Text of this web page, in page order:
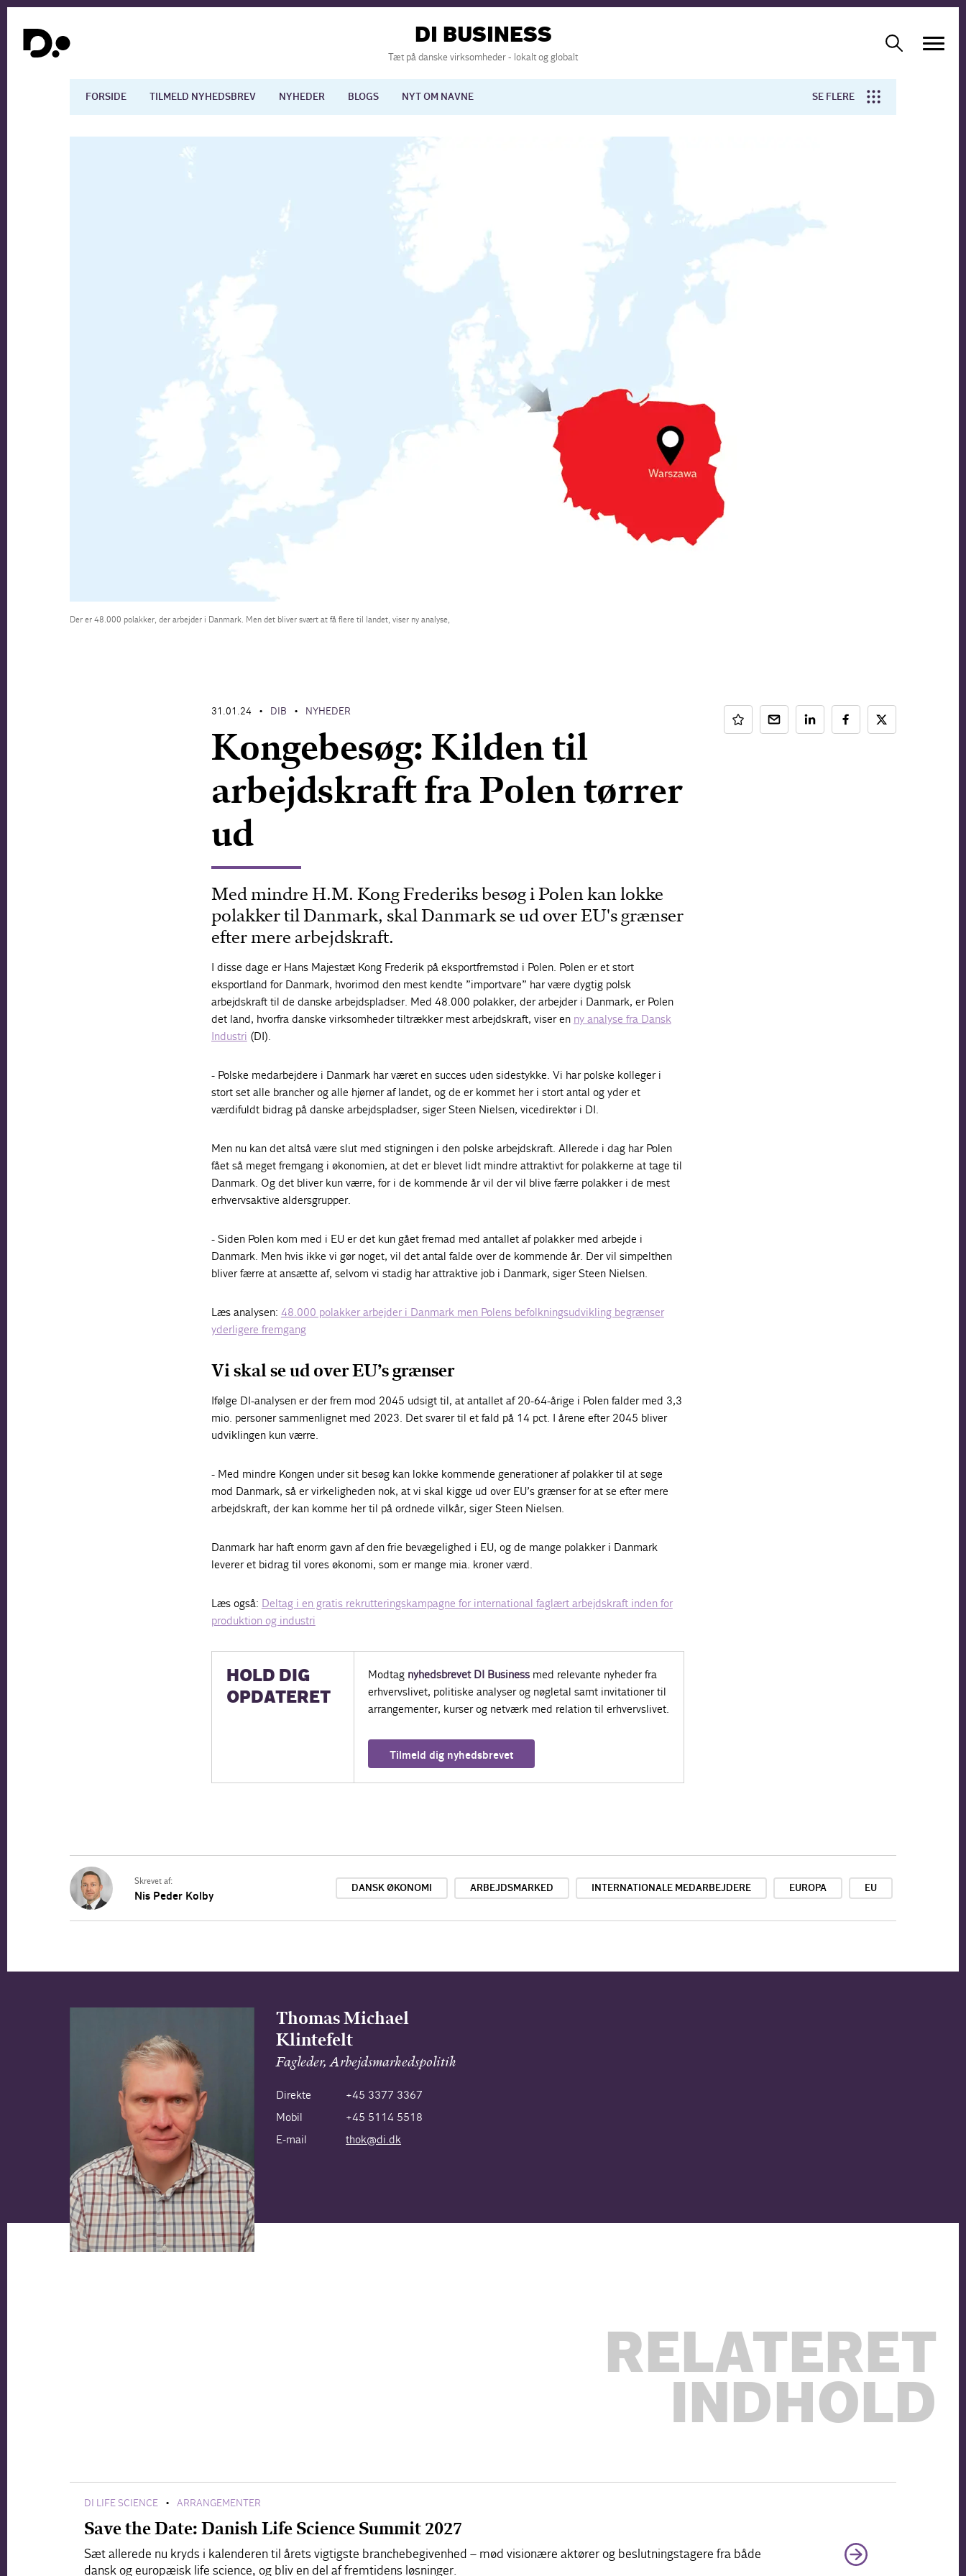
DI BUSINESS
Tæt på danske virksomheder - lokalt og globalt
FORSIDE TILMELD NYHEDSBREV NYHEDER BLOGS NYT OM NAVNE SE FLERE
International økonomi
Uddannelse
Der er 48.000 polakker, der arbejder i Danmark. Men det bliver svært at få flere til landet, viser ny analyse,
31.01.24 • DIB • NYHEDER
Kongebesøg: Kilden til
arbejdskraft fra Polen tørrer
ud
Med mindre H.M. Kong Frederiks besøg i Polen kan lokke
polakker til Danmark, skal Danmark se ud over EU's grænser
efter mere arbejdskraft.
I disse dage er Hans Majestæt Kong Frederik på eksportfremstød i Polen. Polen er et stort
eksportland for Danmark, hvorimod den mest kendte ”importvare” har være dygtig polsk
arbejdskraft til de danske arbejdspladser. Med 48.000 polakker, der arbejder i Danmark, er Polen
det land, hvorfra danske virksomheder tiltrækker mest arbejdskraft, viser en ny analyse fra Dansk
Industri (DI).
- Polske medarbejdere i Danmark har været en succes uden sidestykke. Vi har polske kolleger i
stort set alle brancher og alle hjørner af landet, og de er kommet her i stort antal og yder et
værdifuldt bidrag på danske arbejdspladser, siger Steen Nielsen, vicedirektør i DI.
Men nu kan det altså være slut med stigningen i den polske arbejdskraft. Allerede i dag har Polen
fået så meget fremgang i økonomien, at det er blevet lidt mindre attraktivt for polakkerne at tage til
Danmark. Og det bliver kun værre, for i de kommende år vil der vil blive færre polakker i de mest
erhvervsaktive aldersgrupper.
- Siden Polen kom med i EU er det kun gået fremad med antallet af polakker med arbejde i
Danmark. Men hvis ikke vi gør noget, vil det antal falde over de kommende år. Der vil simpelthen
bliver færre at ansætte af, selvom vi stadig har attraktive job i Danmark, siger Steen Nielsen.
Læs analysen: 48.000 polakker arbejder i Danmark men Polens befolkningsudvikling begrænser
yderligere fremgang
Vi skal se ud over EU’s grænser
Ifølge DI-analysen er der frem mod 2045 udsigt til, at antallet af 20-64-årige i Polen falder med 3,3
mio. personer sammenlignet med 2023. Det svarer til et fald på 14 pct. I årene efter 2045 bliver
udviklingen kun værre.
- Med mindre Kongen under sit besøg kan lokke kommende generationer af polakker til at søge
mod Danmark, så er virkeligheden nok, at vi skal kigge ud over EU’s grænser for at se efter mere
arbejdskraft, der kan komme her til på ordnede vilkår, siger Steen Nielsen.
Danmark har haft enorm gavn af den frie bevægelighed i EU, og de mange polakker i Danmark
leverer et bidrag til vores økonomi, som er mange mia. kroner værd.
Læs også: Deltag i en gratis rekrutteringskampagne for international faglært arbejdskraft inden for
produktion og industri
HOLD DIG
OPDATERET
Modtag nyhedsbrevet DI Businessmed relevante nyheder fra
erhvervslivet, politiske analyser og nøgletal samt invitationer til
arrangementer, kurser og netværk med relation til erhvervslivet.
Tilmeld dig nyhedsbrevet
Skrevet af:
Nis Peder Kolby
DANSK ØKONOMI ARBEJDSMARKED INTERNATIONALE MEDARBEJDERE EUROPA EU
Thomas Michael
Klintefelt
Fagleder, Arbejdsmarkedspolitik
Direkte
+45 3377 3367
Mobil
+45 5114 5518
E-mail
thok@di.dk
RELATERET
INDHOLD
DI LIFE SCIENCE • ARRANGEMENTER
Save the Date: Danish Life Science Summit 2027
Sæt allerede nu kryds i kalenderen til årets vigtigste branchebegivenhed – mød visionære aktører og beslutningstagere fra både
dansk og europæisk life science, og bliv en del af fremtidens løsninger.